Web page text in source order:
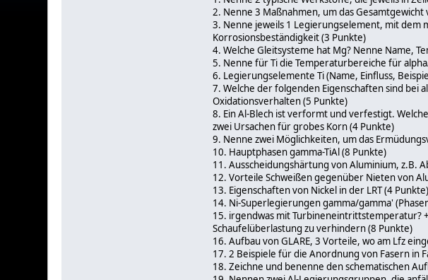
2. Nenne 3 Maßnahmen, um das
3. Nenne jeweils 1 Legierungselement, mit
Korrosionsbeständigkeit (3 Punkte)
4. Welche Gleitsysteme hat Mg? Nenne Name,
5. Nenne für Ti die Temperaturbereiche für
6. Legierungselemente Ti (Name, Einfluss,
7. Welche der folgenden Eigenschaften sind bei
Oxidationsverhalten (5 Punkte)
8. Ein Al-Blech ist verformt und verfestigt.
zwei Ursachen für grobes Korn (4 Punkte)
9. Nenne zwei Möglichkeiten, um das
10. Hauptphasen gamma-TiAl (8 Punkte)
11. Ausscheidungshärtung von Aluminium, z.B.
12. Vorteile Schweißen gegenüber Nieten von
13. Eigenschaften von Nickel in der LRT (4 Punkte)
14. Ni-Superlegierungen gamma/gamma'
15. irgendwas mit Turbineneintrittstemperatur?
Schaufelüberlastung zu verhindern (8 Punkte)
16. Aufbau von GLARE, 3 Vorteile, wo am Lfz
17. 2 Beispiele für die Anordnung von Fasern
18. Zeichne und benenne den schematischen